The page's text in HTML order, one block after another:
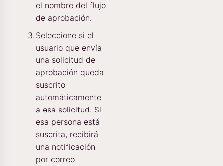
el nombre del flujo
de aprobación.
Seleccione si el
usuario que envía
una solicitud de
aprobación queda
suscrito
automáticamente
a esa solicitud. Si
esa persona está
suscrita, recibirá
una notificación
por correo